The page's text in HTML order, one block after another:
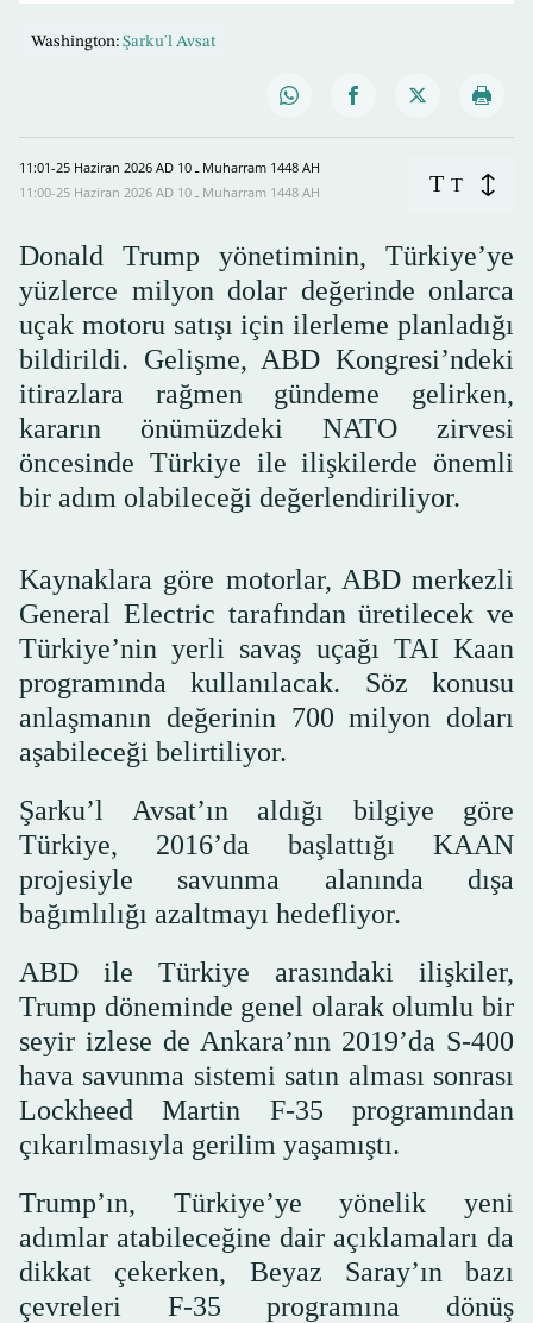
Washington: Şarku'l Avsat
11:01-25 Haziran 2026 AD ـ 10 Muharram 1448 AH
11:00-25 Haziran 2026 AD ـ 10 Muharram 1448 AH
T T
Donald Trump yönetiminin, Türkiye’ye
yüzlerce milyon dolar değerinde onlarca
uçak motoru satışı için ilerleme planladığı
bildirildi. Gelişme, ABD Kongresi’ndeki
itirazlara rağmen gündeme gelirken,
kararın önümüzdeki NATO zirvesi
öncesinde Türkiye ile ilişkilerde önemli
bir adım olabileceği değerlendiriliyor.
Kaynaklara göre motorlar, ABD merkezli
General Electric tarafından üretilecek ve
Türkiye’nin yerli savaş uçağı TAI Kaan
programında kullanılacak. Söz konusu
anlaşmanın değerinin 700 milyon doları
aşabileceği belirtiliyor.
Şarku’l Avsat’ın aldığı bilgiye göre
Türkiye, 2016’da başlattığı KAAN
projesiyle savunma alanında dışa
bağımlılığı azaltmayı hedefliyor.
ABD ile Türkiye arasındaki ilişkiler,
Trump döneminde genel olarak olumlu bir
seyir izlese de Ankara’nın 2019’da S-400
hava savunma sistemi satın alması sonrası
Lockheed Martin F-35 programından
çıkarılmasıyla gerilim yaşamıştı.
Trump’ın, Türkiye’ye yönelik yeni
adımlar atabileceğine dair açıklamaları da
dikkat çekerken, Beyaz Saray’ın bazı
çevreleri F-35 programına dönüş